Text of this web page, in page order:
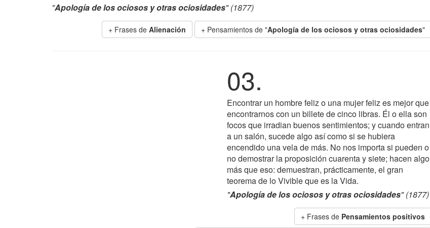
"Apología de los ociosos y otras ociosidades" (1877)
+ Frases de Alienación + Pensamientos de "Apología de los ociosos y otras ociosidades"
03.
Encontrar un hombre feliz o una mujer feliz es mejor que
encontrarnos con un billete de cinco libras. Él o ella son
focos que irradian buenos sentimientos; y cuando entran
a un salón, sucede algo así como si se hubiera
encendido una vela de más. No nos importa si pueden o
no demostrar la proposición cuarenta y siete; hacen algo
más que eso: demuestran, prácticamente, el gran
teorema de lo Vivible que es la Vida.
"Apología de los ociosos y otras ociosidades" (1877)
+ Frases de Pensamientos positivos